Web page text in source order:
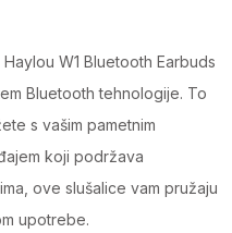
W1 Bluetooth Earbuds
Bluetooth tehnologije. To
s vašim pametnim
koji podržava
ove slušalice vam pružaju
upotrebe.